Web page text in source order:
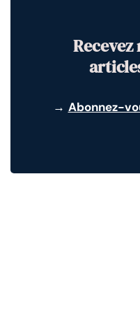
→ Abonnez-